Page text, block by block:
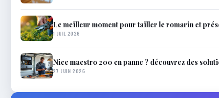
Le meilleur moment pour tailler le romarin et
1 JUIL 2026
Nice maestro 200 en panne ? découvrez des
27 JUIN 2026